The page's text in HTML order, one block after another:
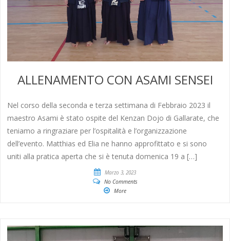
ALLENAMENTO CON ASAMI SENSEI
Nel corso della seconda e terza settimana di Febbraio 2023 il
maestro Asami è stato ospite del Kenzan Dojo di Gallarate, che
teniamo a ringraziare per l’ospitalità e l’organizzazione
dell’evento. Matthias ed Elia ne hanno approfittato e si sono
uniti alla pratica aperta che si è tenuta domenica 19 a […]
Marzo 3, 2023
No Comments
More